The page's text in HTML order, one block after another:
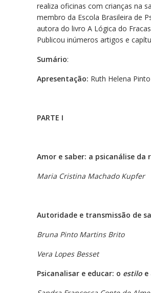
realiza oficinas com crianças na
membro da Escola Brasileira de
autora do livro A Lógica do
Publicou inúmeros artigos e
Sumário:
Apresentação: Ruth Helena
PARTE I
Amor e saber: a psicanálise
Maria Cristina Machado Kupfer
Autoridade e transmissão de
Bruna Pinto Martins Brito
Vera Lopes Besset
Psicanalisar e educar: o estilo e